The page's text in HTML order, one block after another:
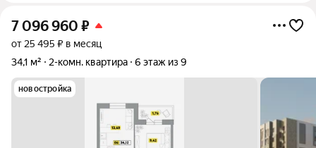
7 096 960 ₽
от 25 495 ₽ в месяц
34,1 м²
2-комн. квартира 6 этаж из 9
новостройка